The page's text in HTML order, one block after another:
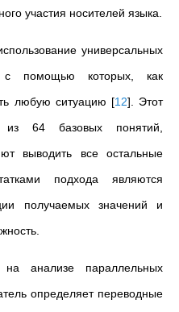
участия носителей языка.
универсальных
с помощью которых, как
любую ситуацию [12] . Этот
из 64 базовых понятий,
выводить все остальные
подхода являются
получаемых значений и
анализе параллельных
определяет переводные